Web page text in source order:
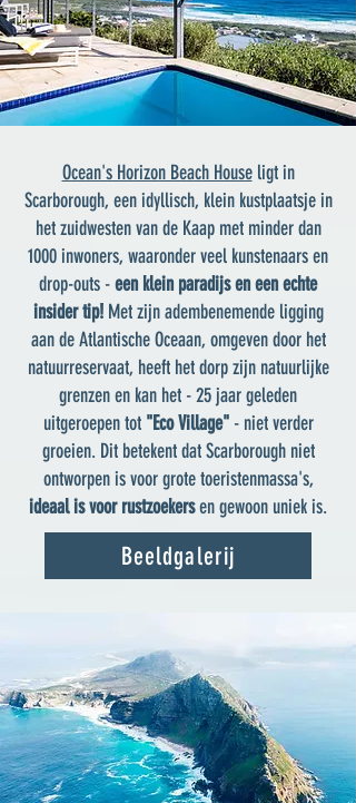
Ocean's Horizon Beach Houseligt in
Scarborough, eenidyllisch, klein kustplaatsjein
het zuidwesten van de Kaap met minder dan
1000 inwoners, waaronder veel kunstenaars en
drop-outs -een klein paradijs en een echte
insider tip!Met zijn adembenemende ligging
aan de Atlantische Oceaan, omgeven door het
natuurreservaat, heeft het dorp zijn natuurlijke
grenzen en kan het - 25 jaar geleden
uitgeroepen tot "Eco Village"- niet verder
groeien. Dit betekent dat Scarborough niet
ontworpen is voor grote toeristenmassa's,
ideaal is voor rustzoekersen gewoon uniek is.
Beeldgalerij